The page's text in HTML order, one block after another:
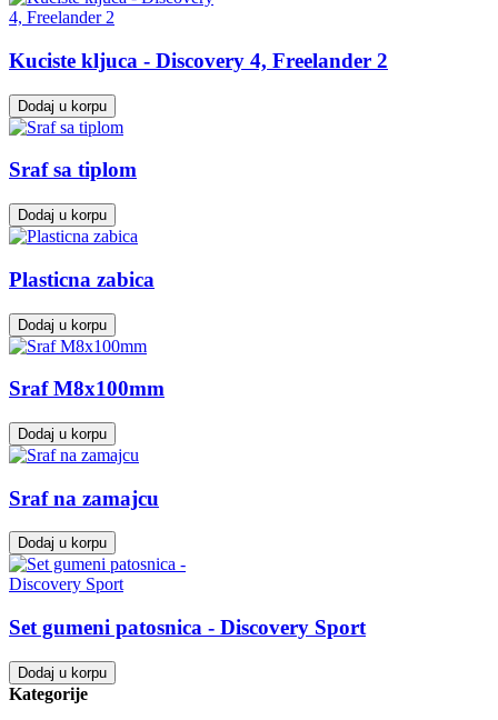
Kuciste kljuca - Discovery 4, Freelander 2
Dodaj u korpu
Sraf sa tiplom
Dodaj u korpu
Plasticna zabica
Dodaj u korpu
Sraf M8x100mm
Dodaj u korpu
Sraf na zamajcu
Dodaj u korpu
Set gumeni patosnica - Discovery Sport
Dodaj u korpu
Kategorije